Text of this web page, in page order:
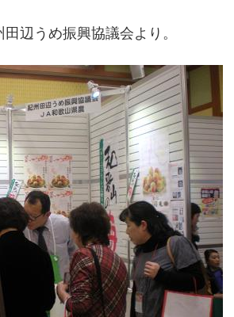
辺うめ振興協議会より。